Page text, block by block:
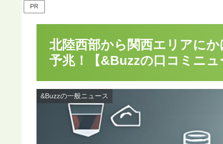
PR
北陸西部から関西エリアに
予兆！【&Buzzの口コミニュ
&Buzzの一般ニュース